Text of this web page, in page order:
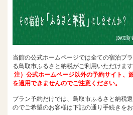
当館の公式ホームページでは全ての宿泊プ
る鳥取市ふるさと納税がご利用いただけます
注）公式ホームページ以外の予約サイト、
を適用できませんのでご注意ください。
プラン予約だけでは、鳥取市ふるさと納税
のでご希望のお客様は下記の通り手続きをお